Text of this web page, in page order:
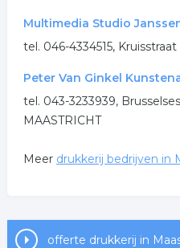
Multimedia Studio
tel. 046-4334515, Kruisstraat
Peter Van Ginkel
tel. 043-3233939,
MAASTRICHT
Meer drukkerij bedrijven in
offerte drukkerij in